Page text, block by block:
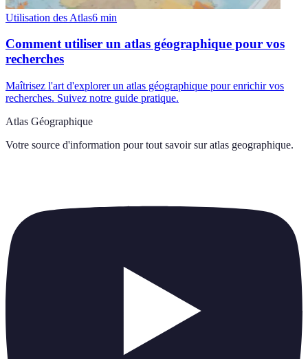
Utilisation des Atlas6 min
Comment utiliser un atlas géographique pour vos
recherches
Maîtrisez l'art d'explorer un atlas géographique pour enrichir vos
recherches. Suivez notre guide pratique.
Atlas Géographique
Votre source d'information pour tout savoir sur atlas geographique.